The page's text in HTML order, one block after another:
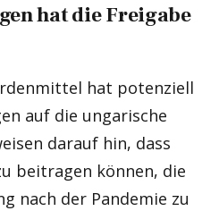
hat die Freigabe
hat potenziell
auf die ungarische
darauf hin, dass
beitragen können, die
nach der Pandemie zu